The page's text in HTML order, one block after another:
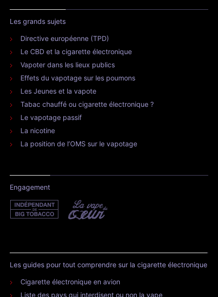
Les grands sujets
Directive européenne (TPD)
Le CBD et la cigarette électronique
Vapoter dans les lieux publics
Effets du vapotage sur les poumons
Les Jeunes et la vapote
Tabac chauffé ou cigarette électronique ?
Le vapotage passif
La nicotine
La position de l’OMS sur le vapotage
Engagement
Les guides pour tout comprendre sur la cigarette électronique
Cigarette électronique en avion
Liste des pays qui interdisent ou non la vape